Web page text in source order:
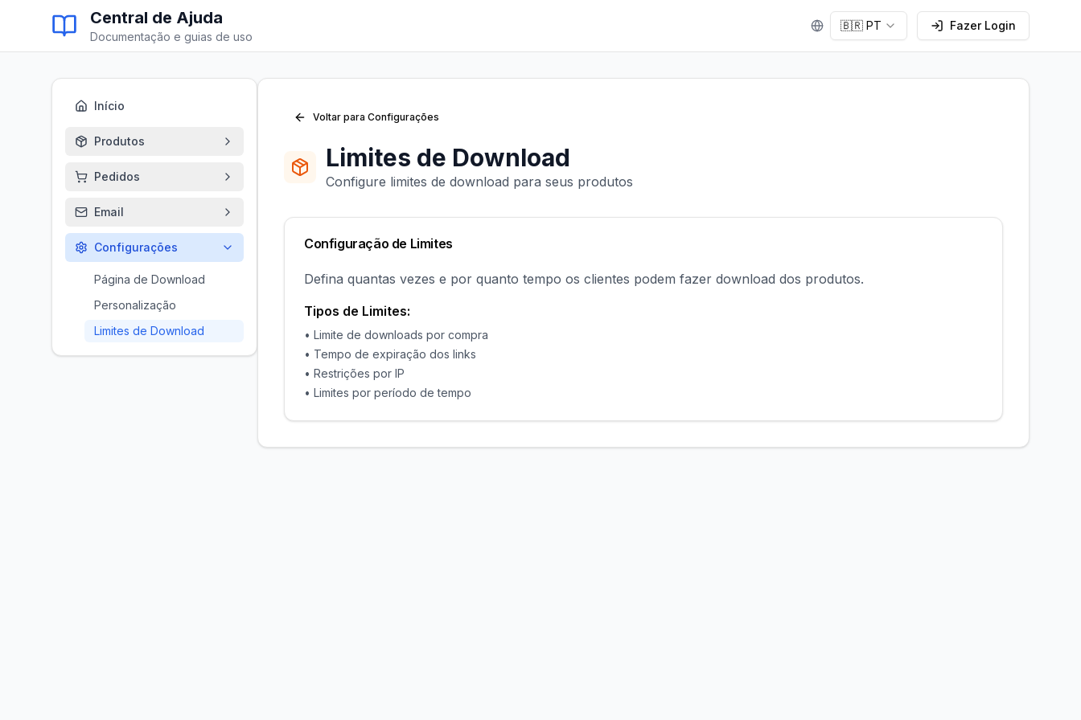
Central de Ajuda
Documentação e guias de uso
🇧🇷 PT Fazer Login
Início
Produtos
Pedidos
Email
Configurações
Página de Download
Personalização
Limites de Download
Voltar para Configurações
Limites de Download
Configure limites de download para seus produtos
Configuração de Limites
Defina quantas vezes e por quanto tempo os clientes podem fazer download dos produtos.
Tipos de Limites:
• Limite de downloads por compra
• Tempo de expiração dos links
• Restrições por IP
• Limites por período de tempo